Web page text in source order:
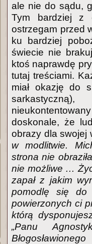
ale nie do sądu,
Tym bardziej z
ostrzegam przed
ku bardziej
świecie nie
ktoś naprawdę
tutaj treściami.
miał okazję do
doskonale, że
obrazy dla swojej
w modlitwie.
strona nie
nie możliwe …
zapał z jakim
pomodlę się do
powierzonych ci
którą
„Panu